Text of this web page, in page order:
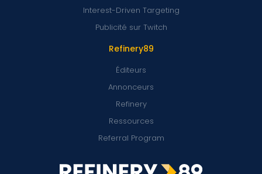
Refinery89
Éditeurs
Annonceurs
Refinery
Ressources
Referral Program
Interest-Driven Targeting
Publicité sur Twitch